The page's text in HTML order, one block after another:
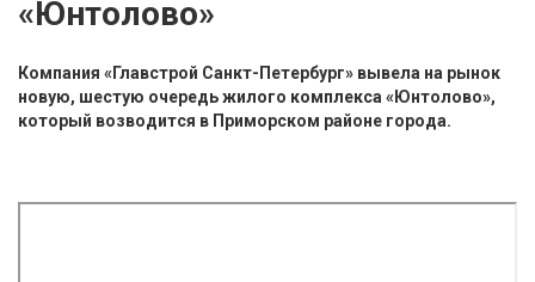
«Юнтолово»
Компания «Главстрой Санкт-Петербург» вывела на рынок
новую, шестую очередь жилого комплекса «Юнтолово»,
который возводится в Приморском районе города.